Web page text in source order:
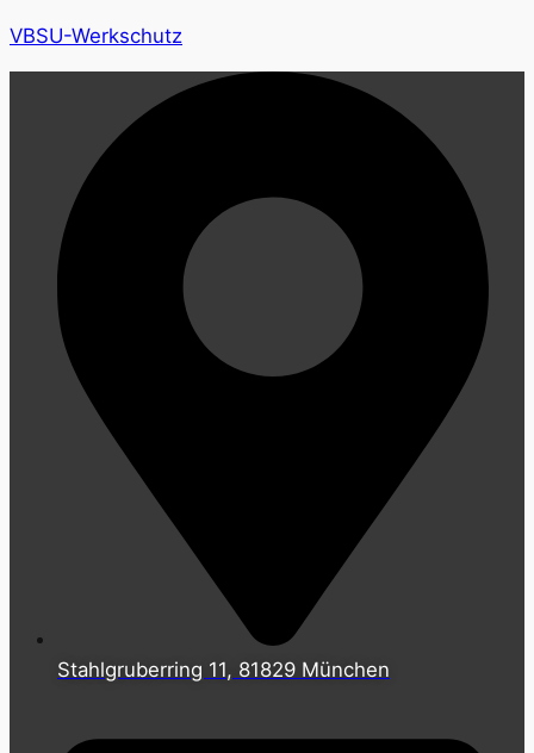
VBSU-Werkschutz
Stahlgruberring 11, 81829 München